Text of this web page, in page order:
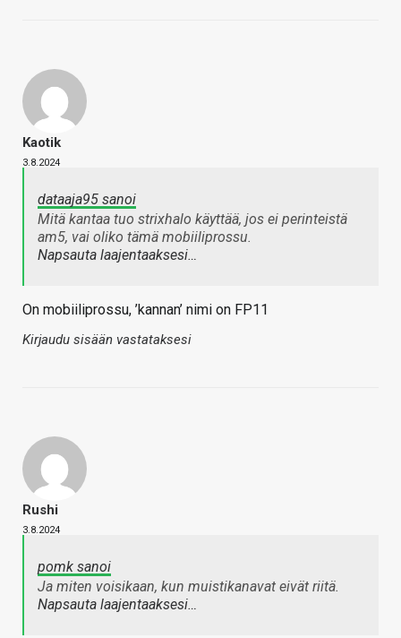
Kaotik
3.8.2024
dataaja95 sanoi
Mitä kantaa tuo strixhalo käyttää, jos ei perinteistä
am5, vai oliko tämä mobiiliprossu.
Napsauta laajentaaksesi…
On mobiiliprossu, ’kannan’ nimi on FP11
Kirjaudu sisään vastataksesi
Rushi
3.8.2024
pomk sanoi
Ja miten voisikaan, kun muistikanavat eivät riitä.
Napsauta laajentaaksesi…